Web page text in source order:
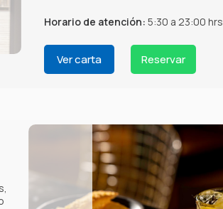
Horario de atención: 5:30 a 23:00 hrs
Ver carta Reservar